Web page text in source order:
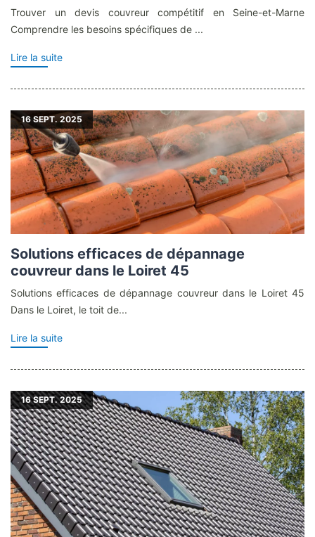
Trouver un devis couvreur compétitif en Seine-et-Marne
Comprendre les besoins spécifiques de ...
Lire la suite
16 SEPT. 2025
Solutions efficaces de dépannage
couvreur dans le Loiret 45
Solutions efficaces de dépannage couvreur dans le Loiret 45
Dans le Loiret, le toit de...
Lire la suite
16SEPT. 2025